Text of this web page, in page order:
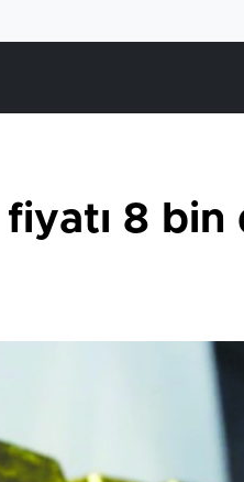
8 bin